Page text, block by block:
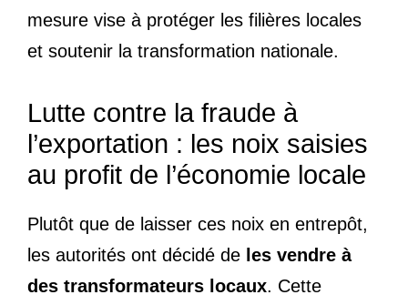
mesure vise à protéger les filières locales
et soutenir la transformation nationale.
Lutte contre la fraude à
l’exportation : les noix saisies
au profit de l’économie locale
Plutôt que de laisser ces noix en entrepôt,
les autorités ont décidé de les vendre à
des transformateurs locaux. Cette